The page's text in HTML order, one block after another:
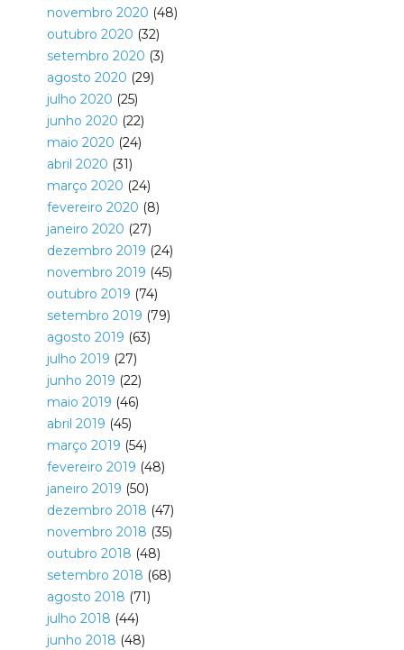
novembro 2020 (48)
outubro 2020 (32)
setembro 2020 (3)
agosto 2020 (29)
julho 2020 (25)
junho 2020 (22)
maio 2020 (24)
abril 2020 (31)
março 2020 (24)
fevereiro 2020 (8)
janeiro 2020 (27)
dezembro 2019 (24)
novembro 2019 (45)
outubro 2019 (74)
setembro 2019 (79)
agosto 2019 (63)
julho 2019 (27)
junho 2019 (22)
maio 2019 (46)
abril 2019 (45)
março 2019 (54)
fevereiro 2019 (48)
janeiro 2019 (50)
dezembro 2018 (47)
novembro 2018 (35)
outubro 2018 (48)
setembro 2018 (68)
agosto 2018 (71)
julho 2018 (44)
junho 2018 (48)